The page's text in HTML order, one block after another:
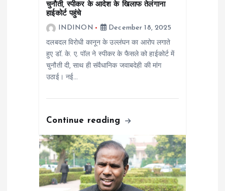
चुनौती, स्पीकर के आदेश के खिलाफ तेलंगाना
हाईकोर्ट पहुंचे
INDINON
December 18, 2025
दलबदल विरोधी कानून के उल्लंघन का आरोप लगाते
हुए डॉ. के. ए. पॉल ने स्पीकर के फैसले को हाईकोर्ट में
चुनौती दी, साथ ही संवैधानिक जवाबदेही की मांग
उठाई। नई…
Continue reading